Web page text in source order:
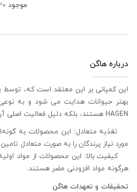
موجود 20
درباره هاگن
این کمپانی بر این معتقد است که،
بهتر حیوانات هدایت می شود و به
HAGEN هستند، بلکه دلیل فعالیت اصلی آن در تجارت محسوب می‌شوند .
تغذیه متعادل: این محصولات به
مورد نیاز پرندگان را به صورت متعادل
کیفیت بالا: این محصولات از مواد
هرگونه مواد افزودنی مضر هستند.
تحقیقات و تعهدات هاگن